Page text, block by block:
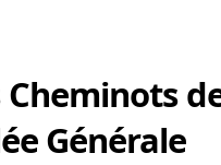
Générale